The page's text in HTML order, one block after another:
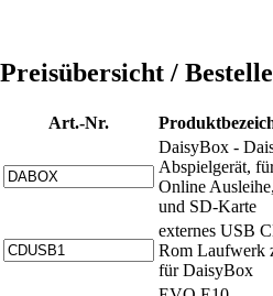
Preisübersicht /
Art.-Nr.
DaisyBox -
Abspielgerät,
Online
und SD-Karte
externes USB
Rom Laufwerk
für DaisyBox